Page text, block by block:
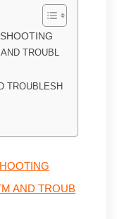
TROUBL
TROUBLESH
AND TROUB